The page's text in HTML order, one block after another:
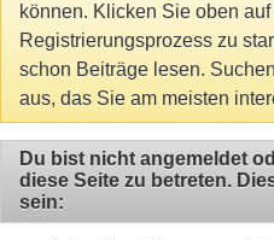
können. Klicken Sie oben
Registrierungsprozess zu
schon Beiträge lesen.
aus, das Sie am meisten
Du bist nicht angemeldet
diese Seite zu betreten.
sein: